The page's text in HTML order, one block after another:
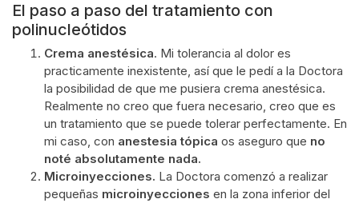
El paso a paso del tratamiento con
polinucleótidos
Crema anestésica. Mi tolerancia al dolor es
practicamente inexistente, así que le pedí a la Doctora
la posibilidad de que me pusiera crema anestésica.
Realmente no creo que fuera necesario, creo que es
un tratamiento que se puede tolerar perfectamente. En
mi caso, con anestesia tópica os aseguro que no
noté absolutamente nada.
Microinyecciones. La Doctora comenzó a realizar
pequeñas microinyecciones en la zona inferior del